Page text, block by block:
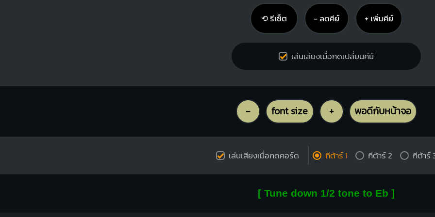
⟲ รีเซ็ต − ลดคีย์ + เพิ่มคีย์
เล่นเสียงเมื่อกดเปลี่ยนคีย์
- font size + พอดีกับหน้าจอ
เล่นเสียงเมื่อกดคอร์ด กีต้าร์ 1 กีต้าร์ 2 กีต้าร์
[ Tune down 1/2 tone to Eb ]